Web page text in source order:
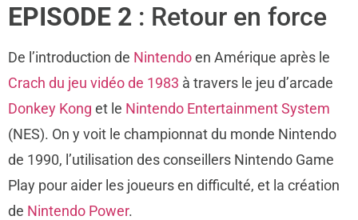
EPISODE 2 : Retour en force
De l’introduction de Nintendoen Amérique après le
Crach du jeu vidéo de 1983 à travers le jeu d’arcade
Donkey Kong et le Nintendo Entertainment System
(NES). On y voit le championnat du monde Nintendo
de 1990, l’utilisation des conseillers Nintendo Game
Play pour aider les joueurs en difficulté, et la création
de Nintendo Power.